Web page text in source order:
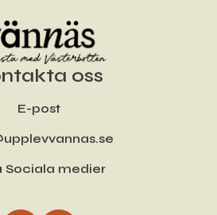
oss
E-post
Sociala medier